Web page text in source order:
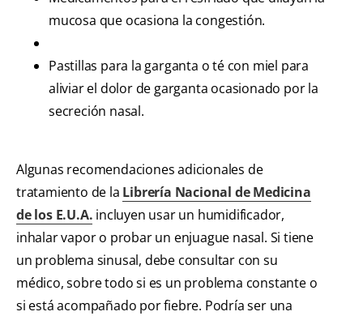
mucosa que ocasiona la congestión.
Pastillas para la garganta o té con miel para
aliviar el dolor de garganta ocasionado por la
secreción nasal.
Algunas recomendaciones adicionales de
tratamiento de la Librería Nacional de Medicina
de los E.U.A. incluyen usar un humidificador,
inhalar vapor o probar un enjuague nasal. Si tiene
un problema sinusal, debe consultar con su
médico, sobre todo si es un problema constante o
si está acompañado por fiebre. Podría ser una